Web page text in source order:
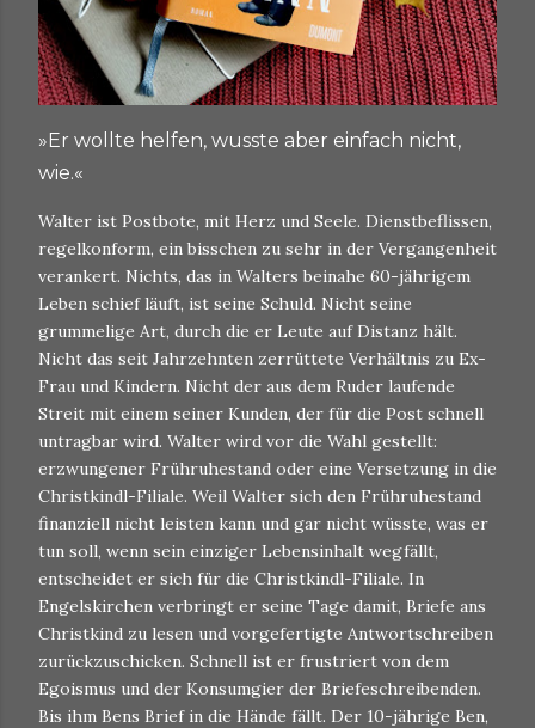
»Er wollte helfen, wusste aber einfach nicht,
wie.«
Walter ist Postbote, mit Herz und Seele. Dienstbeflissen,
regelkonform, ein bisschen zu sehr in der Vergangenheit
verankert. Nichts, das in Walters beinahe 60-jährigem
Leben schief läuft, ist seine Schuld. Nicht seine
grummelige Art, durch die er Leute auf Distanz hält.
Nicht das seit Jahrzehnten zerrüttete Verhältnis zu Ex-
Frau und Kindern. Nicht der aus dem Ruder laufende
Streit mit einem seiner Kunden, der für die Post schnell
untragbar wird. Walter wird vor die Wahl gestellt:
erzwungener Frühruhestand oder eine Versetzung in die
Christkindl-Filiale. Weil Walter sich den Frühruhestand
finanziell nicht leisten kann und gar nicht wüsste, was er
tun soll, wenn sein einziger Lebensinhalt wegfällt,
entscheidet er sich für die Christkindl-Filiale. In
Engelskirchen verbringt er seine Tage damit, Briefe ans
Christkind zu lesen und vorgefertigte Antwortschreiben
zurückzuschicken. Schnell ist er frustriert von dem
Egoismus und der Konsumgier der Briefeschreibenden.
Bis ihm Bens Brief in die Hände fällt. Der 10-jährige Ben,